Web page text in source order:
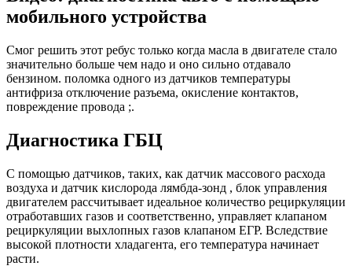
мобильного устройства
Смог решить этот ребус только когда масла в двигателе стало
значительно больше чем надо и оно сильно отдавало
бензином. поломка одного из датчиков температуры
антифриза отключение разъема, окисление контактов,
повреждение провода ;.
Диагностика ГБЦ
С помощью датчиков, таких, как датчик массового расхода
воздуха и датчик кислорода лямбда-зонд , блок управления
двигателем рассчитывает идеальное количество рециркуляции
отработавших газов и соответственно, управляет клапаном
рециркуляции выхлопных газов клапаном ЕГР. Вследствие
высокой плотности хладагента, его температура начинает
расти.